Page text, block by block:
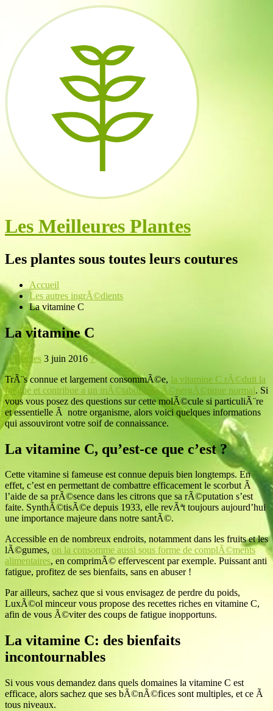
Les Meilleures Plantes
Les plantes sous toutes leurs coutures
Accueil
Les autres ingrÃ©dients
La vitamine C
La vitamine C
O'Plantes 3 juin 2016 7
TrÃ¨s connue et largement consommÃ©e, la vitamine C rÃ©duit la
fatigue et contribue a un mÃ©tabolisme Ã©nergÃ©tique normal. Si
vous vous posez des questions sur cette molÃ©cule si particuliÃ¨re
et essentielle Ã notre organisme, alors voici quelques informations
qui assouviront votre soif de connaissance.
La vitamine C, qu’est-ce que c’est ?
Cette vitamine si fameuse est connue depuis bien longtemps. En
effet, c’est en permettant de combattre efficacement le scorbut Ã
l’aide de sa prÃ©sence dans les citrons que sa rÃ©putation s’est
faite. SynthÃ©tisÃ©e depuis 1933, elle revÃªt toujours aujourd’hui
une importance majeure dans notre santÃ©.
Accessible en de nombreux endroits, notamment dans les fruits et les
lÃ©gumes, on la consomme aussi sous forme de complÃ©ments
alimentaires, en comprimÃ© effervescent par exemple. Puissant anti
fatigue, profitez de ses bienfaits, sans en abuser !
Par ailleurs, sachez que si vous envisagez de perdre du poids,
LuxÃ©ol minceur vous propose des recettes riches en vitamine C,
afin de vous Ã©viter des coups de fatigue inopportuns.
La vitamine C: des bienfaits
incontournables
Si vous vous demandez dans quels domaines la vitamine C est
efficace, alors sachez que ses bÃ©nÃ©fices sont multiples, et ce Ã
tous niveaux.